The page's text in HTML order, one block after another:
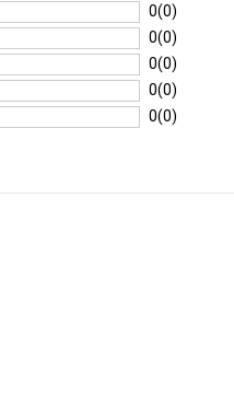
0(0)
0(0)
0(0)
0(0)
0(0)